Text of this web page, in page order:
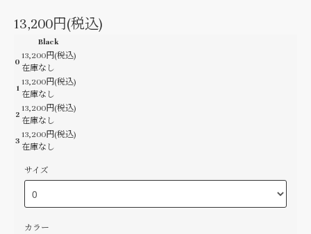
13,200円(税込)
Black
0
13,200円(税込)
在庫なし
1
13,200円(税込)
在庫なし
2
13,200円(税込)
在庫なし
3
13,200円(税込)
在庫なし
サイズ
カラー